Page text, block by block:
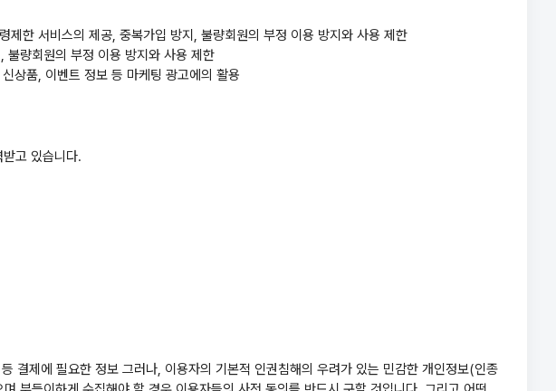
한 서비스의 제공, 중복가입 방지, 불량회원의 부정 이용 방지와 사용 제한
량회원의 부정 이용 방지와 사용 제한
상품, 이벤트 정보 등 마케팅 광고에의 활용
고 있습니다.
결제에 필요한 정보 그러나, 이용자의 기본적 인권침해의 우려가 있는 민감한 개인정보(인종